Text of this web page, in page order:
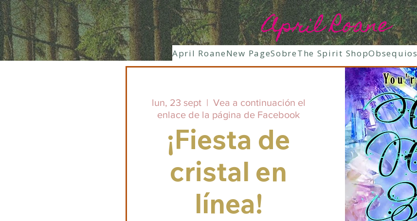
April Roane
April RoaneNew PageSobreThe Spirit ShopObsequios
lun, 23 sept
  |
Vea a continuación el
enlace de la página de Facebook
¡Fiesta de
cristal en
línea!